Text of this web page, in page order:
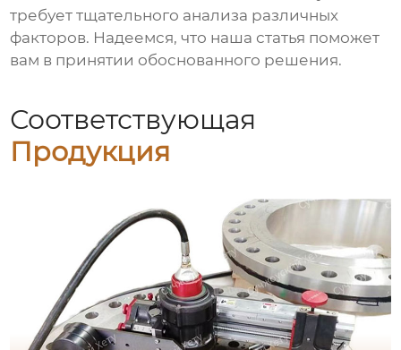
требует тщательного анализа различных
факторов. Надеемся, что наша статья поможет
вам в принятии обоснованного решения.
Соответствующая
Продукция